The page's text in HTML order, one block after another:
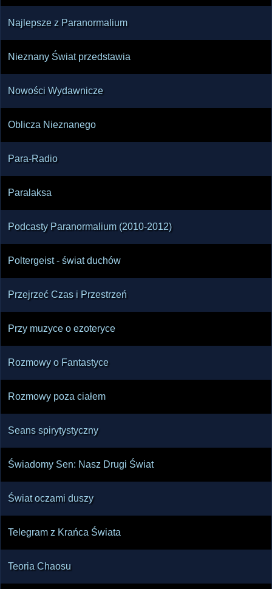
Najlepsze z Paranormalium
Nieznany Świat przedstawia
Nowości Wydawnicze
Oblicza Nieznanego
Para-Radio
Paralaksa
Podcasty Paranormalium (2010-2012)
Poltergeist - świat duchów
Przejrzeć Czas i Przestrzeń
Przy muzyce o ezoteryce
Rozmowy o Fantastyce
Rozmowy poza ciałem
Seans spirytystyczny
Świadomy Sen: Nasz Drugi Świat
Świat oczami duszy
Telegram z Krańca Świata
Teoria Chaosu